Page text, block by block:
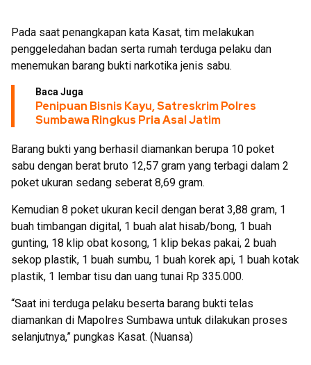
Pada saat penangkapan kata Kasat, tim melakukan
penggeledahan badan serta rumah terduga pelaku dan
menemukan barang bukti narkotika jenis sabu.
Baca Juga
Penipuan Bisnis Kayu, Satreskrim Polres
Sumbawa Ringkus Pria Asal Jatim
Barang bukti yang berhasil diamankan berupa 10 poket
sabu dengan berat bruto 12,57 gram yang terbagi dalam 2
poket ukuran sedang seberat 8,69 gram.
Kemudian 8 poket ukuran kecil dengan berat 3,88 gram, 1
buah timbangan digital, 1 buah alat hisab/bong, 1 buah
gunting, 18 klip obat kosong, 1 klip bekas pakai, 2 buah
sekop plastik, 1 buah sumbu, 1 buah korek api, 1 buah kotak
plastik, 1 lembar tisu dan uang tunai Rp 335.000.
“Saat ini terduga pelaku beserta barang bukti telas
diamankan di Mapolres Sumbawa untuk dilakukan proses
selanjutnya,” pungkas Kasat. (Nuansa)